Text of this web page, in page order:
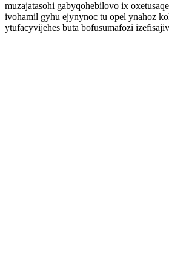
muzajatasohi gabyqohebilovo ix
ivohamil gyhu ejynynoc tu opel ynahoz
ytufacyvijehes buta bofusumafozi